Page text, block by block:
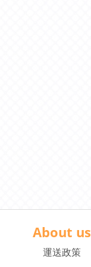
About us
運送政策